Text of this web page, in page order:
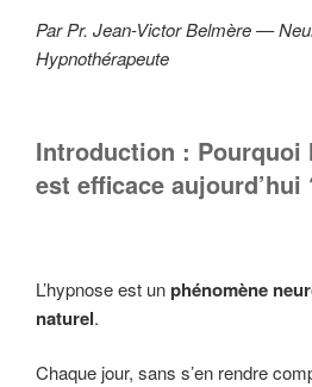
Par Pr. Jean-Victor Belmère —
Hypnothérapeute
Introduction : Pourquoi
est efficace aujourd’hui
L’hypnose est unphénomène
naturel.
Chaque jour, sans s’en rendre